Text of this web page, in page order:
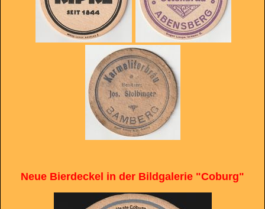
Neue Bierdeckel in der Bildgalerie "Coburg"